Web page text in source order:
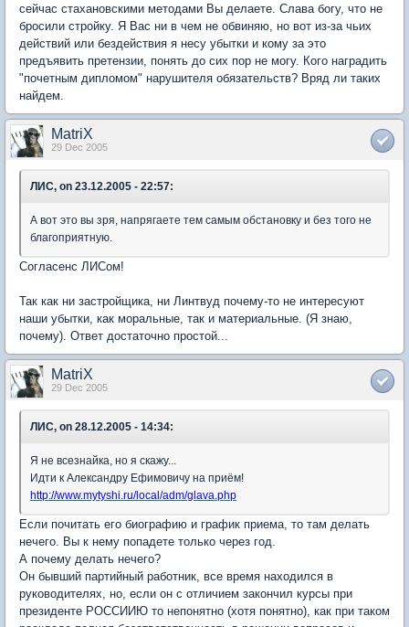
сейчас стахановскими методами Вы делаете. Слава богу, что не
бросили стройку. Я Вас ни в чем не обвиняю, но вот из-за чьих
действий или бездействия я несу убытки и кому за это
предъявить претензии, понять до сих пор не могу. Кого наградить
"почетным дипломом" нарушителя обязательств? Вряд ли таких
найдем.
MatriX
29 Dec 2005
ЛИС, on 23.12.2005 - 22:57:
А вот это вы зря, напрягаете тем самым обстановку и без того не
благоприятную.
Согласенс ЛИСом!
Так как ни застройщика, ни Линтвуд почему-то не интересуют
наши убытки, как моральные, так и материальные. (Я знаю,
почему). Ответ достаточно простой...
MatriX
29 Dec 2005
ЛИС, on 28.12.2005 - 14:34:
Я не всезнайка, но я скажу...
Идти к Александру Ефимовичу на приём!
http://www.mytyshi.ru/local/adm/glava.php
Если почитать его биографию и график приема, то там делать
нечего. Вы к нему попадете только через год.
А почему делать нечего?
Он бывший партийный работник, все время находился в
руководителях, но, если он с отличием закончил курсы при
президенте РОССИИЮ то непонятно (хотя понятно), как при таком